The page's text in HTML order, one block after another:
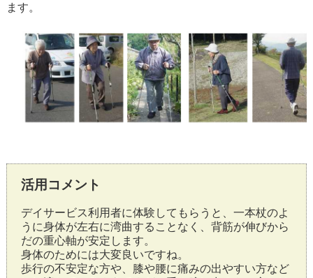
ます。
活用コメント
デイサービス利用者に体験してもらうと、一本杖のよ
うに身体が左右に湾曲することなく、背筋が伸びから
だの重心軸が安定します。
身体のためには大変良いですね。
歩行の不安定な方や、膝や腰に痛みの出やすい方など